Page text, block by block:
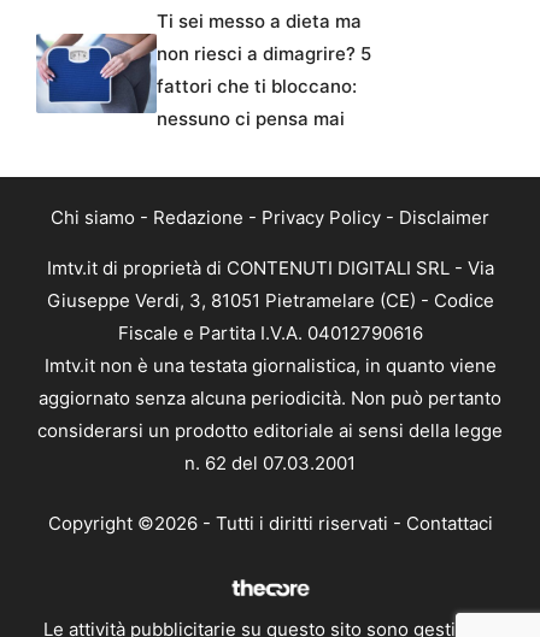
Ti sei messo a dieta ma
non riesci a dimagrire? 5
fattori che ti bloccano:
nessuno ci pensa mai
Chi siamo - Redazione - Privacy Policy - Disclaimer
Imtv.it di proprietà di CONTENUTI DIGITALI SRL - Via
Giuseppe Verdi, 3, 81051 Pietramelare (CE) - Codice
Fiscale e Partita I.V.A. 04012790616
Imtv.it non è una testata giornalistica, in quanto viene
aggiornato senza alcuna periodicità. Non può pertanto
considerarsi un prodotto editoriale ai sensi della legge
n. 62 del 07.03.2001
Copyright ©2026 - Tutti i diritti riservati - Contattaci
Le attività pubblicitarie su questo sito sono gestite da